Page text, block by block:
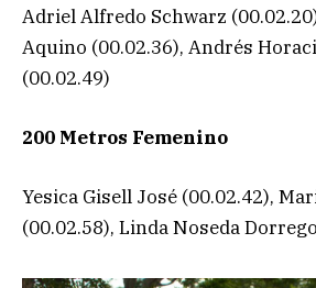
Adriel Alfredo Schwarz
Aquino (00.02.36), Andrés
(00.02.49)
200 Metros Femenino
Yesica Gisell José (00.02.42),
(00.02.58), Linda Noseda